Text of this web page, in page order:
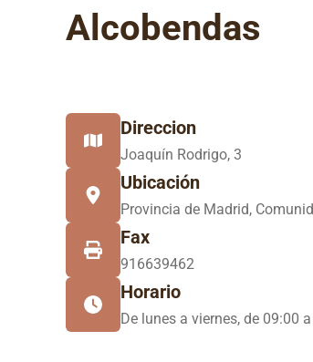
Alcobendas
Direccion
Joaquín Rodrigo, 3
Ubicación
Provincia de Madrid,
Fax
916639462
Horario
De lunes a viernes, de 09:00